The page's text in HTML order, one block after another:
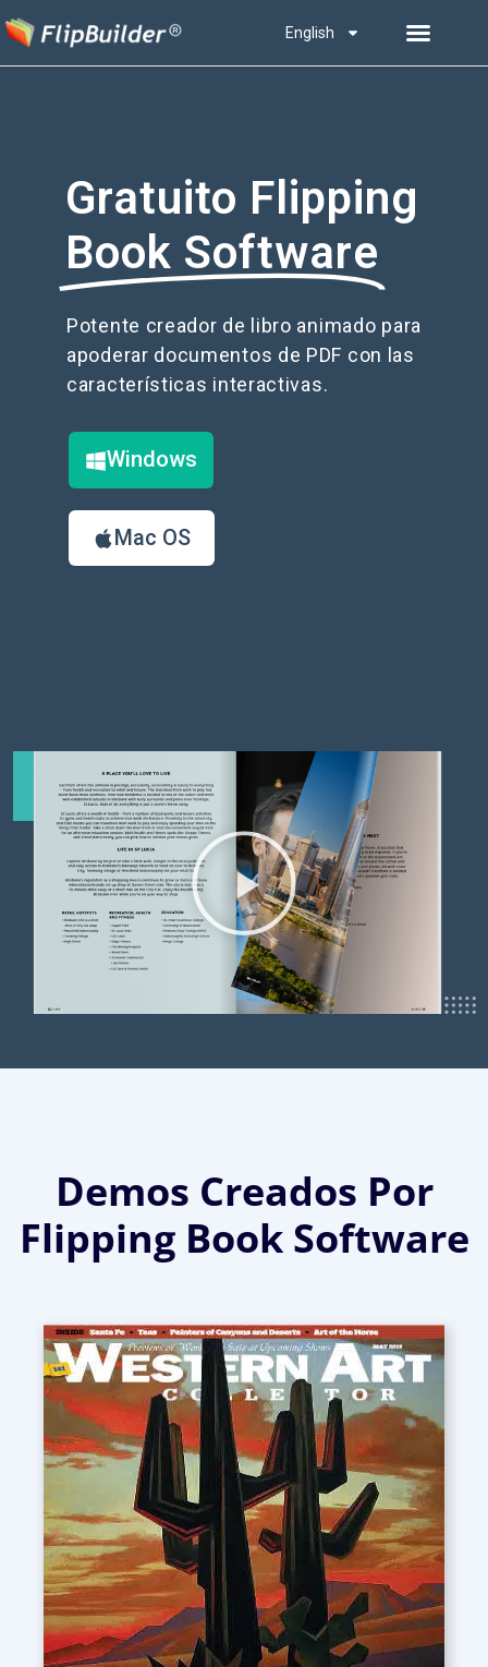
English
Gratuito Flipping
Book Software
Potente creador de libro animado para
apoderar documentos de PDF con las
características interactivas.
Windows
Mac OS
Demos Creados Por
Flipping Book Software